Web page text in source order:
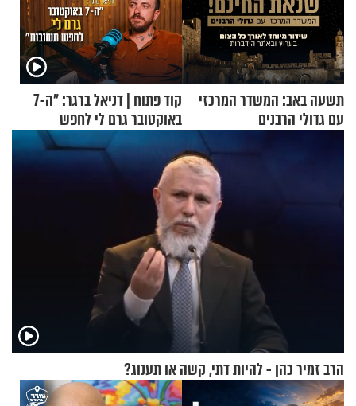
תשעה באב: המשדר המרכזי
עם גדולי הרבנים
קוד פתוח | דניאל ברגר: "ה-7
באוקטובר גרם לי לחפש
הרב זמיר כהן - להיות דתי, קשה או תענוג?